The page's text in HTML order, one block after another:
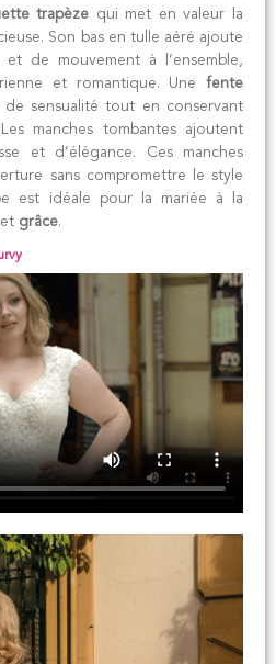
trapèze qui met en valeur la
Son bas en tulle aéré ajoute
de mouvement à l’ensemble,
et romantique. Une fente
sensualité tout en conservant
manches tombantes ajoutent
et d’élégance. Ces manches
sans compromettre le style
est idéale pour la mariée à la
et grâce.